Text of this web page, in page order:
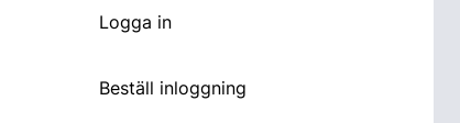
Logga in
Beställ inloggning